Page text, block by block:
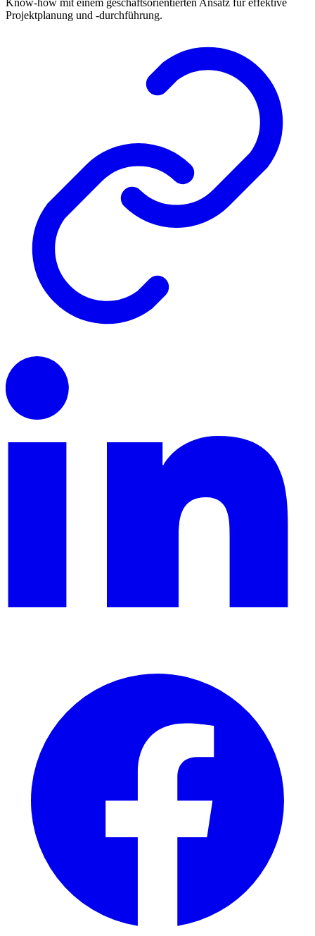
Know-how mit einem geschäftsorientierten Ansatz für effektive
Projektplanung und -durchführung.